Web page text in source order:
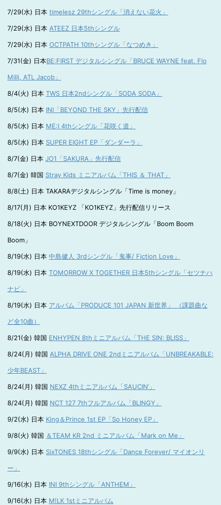
7/29(水) 日本 timelesz 29thシングル「消えない花火」
7/29(水) 日本 ATEEZ 日本5thシングル
7/29(水) 日本 OCTPATH 10thシングル「なつめき」
7/31(金) 日本BE:FIRST デジタルシングル「BRUCE WAYNE feat. Flo
Milli, ATL Jacob」
8/4(火) 日本 TWS 日本2ndシングル「SODA SODA」
8/5(水) 日本 INI「BEYOND THE SKY」先行配信
8/5(水) 日本 ME:I 4thシングル「花咲く道」
8/5(水) 日本 SUPER EIGHT EP「ダンダーラ」
8/7(金) 日本 JO1「SAKURA」先行配信
8/7(金) 韓国 Stray Kids ミニアルバム「THIS ＆ THAT」
8/8(土) 日本 TAKARAデジタルシングル「Time is money」
8/17(月) 日本 KO1KEYZ 「KO1KEYZ」先行配信リリース
8/18(火) 日本 BOYNEXTDOOR デジタルシングル「Boom Boom
Boom」
8/19(水) 日本 中島健人 3rdシングル「鬼事/ Fiction Love」
8/19(水) 日本 TOMORROW X TOGETHER 日本5thシングル「セツナハ
ナビ」
8/19(水) 日本 アルバム「PRODUCE 101 JAPAN 新世界」 （課題曲な
ど全10曲）
8/21(金) 韓国 ENHYPEN 8thミニアルバム「THE SIN: BLISS」
8/24(月) 韓国 ALPHA DRIVE ONE 2ndミニアルバム「UNBREAKABLE:
少年BEAST」
8/24(月) 韓国 NEXZ 4thミニアルバム「SAUCIN’」
8/24(月) 韓国 NCT 127 7thフルアルバム「BLINGY」
9/2(水) 日本 King＆Prince 1st EP「So Honey EP」
9/8(火) 韓国 ＆TEAM KR 2nd ミニアルバム「Mark on Me」
9/9(水) 日本 SixTONES 18thシングル「Dance Forever/ マイオンリ
ー」
9/16(水) 日本 INI 9thシングル「ANTHEM」
9/16(水) 日本 M!LK 1stミニアルバム